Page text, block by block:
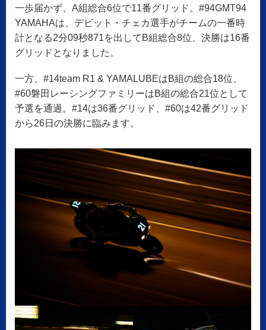
一歩届かず、A組総合6位で11番グリッド。#94GMT94
YAMAHAは、デビット・チェカ選手がチームの一番時
計となる2分09秒871を出してB組総合8位、決勝は16番
グリッドとなりました。
一方、#14team R1 & YAMALUBEはB組の総合18位、
#60磐田レーシングファミリーはB組の総合21位として
予選を通過。#14は36番グリッド、#60は42番グリッド
から26日の決勝に臨みます。